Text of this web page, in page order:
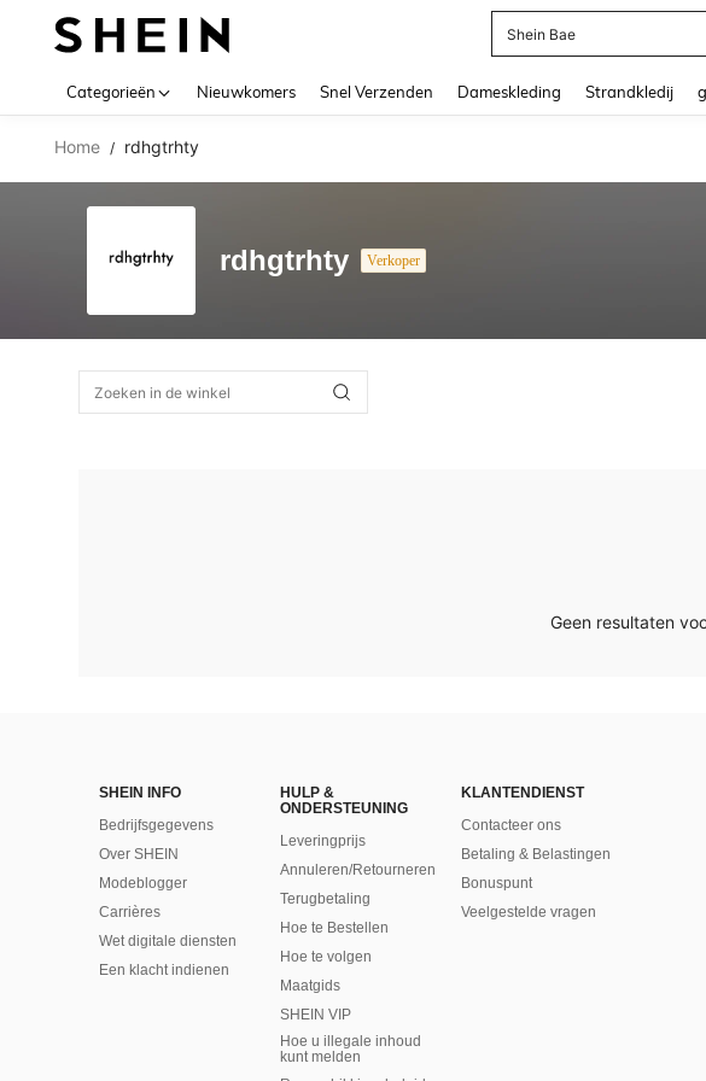
Shein Bae
Categorieën Nieuwkomers Snel Verzenden Dameskleding Strandkledij
Home / rdhgtrhty
rdhgtrhty Verkoper
Geen resultaten
SHEIN INFO
Bedrijfsgegevens
Over SHEIN
Modeblogger
Carrières
Wet digitale diensten
Een klacht indienen
HULP &
ONDERSTEUNING
Leveringprijs
Annuleren/Retourneren
Terugbetaling
Hoe te Bestellen
Hoe te volgen
Maatgids
SHEIN VIP
Hoe u illegale inhoud
kunt melden
KLANTENDIENST
Contacteer ons
Betaling & Belastingen
Bonuspunt
Veelgestelde vragen